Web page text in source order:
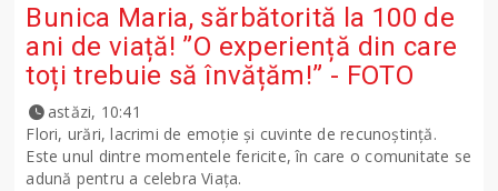
Bunica Maria, sărbătorită la 100 de
ani de viață! ”O experiență din care
toți trebuie să învățăm!” - FOTO
astăzi, 10:41
Flori, urări, lacrimi de emoție și cuvinte de recunoștință.
Este unul dintre momentele fericite, în care o comunitate se
adună pentru a celebra Viața.